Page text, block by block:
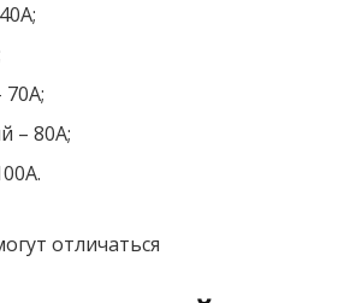
– 80А;
отличаться